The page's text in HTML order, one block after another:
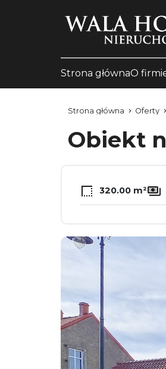
Strona głównaO
Strona główna Oferty
Obiekt
320.00 m²